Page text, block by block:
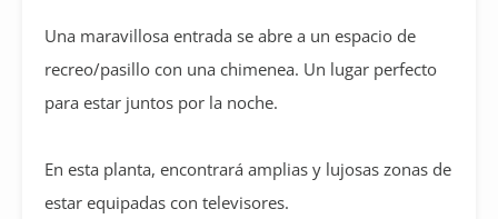
Una maravillosa entrada se abre a un espacio de
recreo/pasillo con una chimenea. Un lugar perfecto
para estar juntos por la noche.
En esta planta, encontrará amplias y lujosas zonas de
estar equipadas con televisores.